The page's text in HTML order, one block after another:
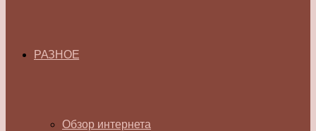
РАЗНОЕ
Обзор интернета